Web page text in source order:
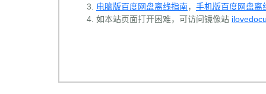
电脑版百度网盘离线指南， 手机版百度网盘离
如本站页面打开困难，可访问镜像站